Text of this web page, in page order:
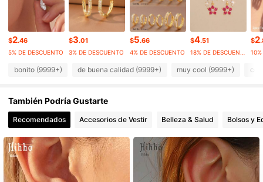
4.93 120K Seguidores
4.93 120K Seguidores
$2.46
5% DE DESCUENTO
$3.01
3% DE DESCUENTO
$5.66
4% DE DESCUENTO
$4.51
18% DE DESCUENTO
$2
bonito (9999+) de buena calidad (9999+) muy cool (9999+)
También Podría Gustarte
Recomendados Accesorios de Vestir Belleza & Salud Bolsos y